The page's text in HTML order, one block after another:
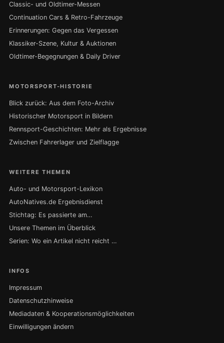
Classic- und Oldtimer-Messen
Continuation Cars & Retro-Fahrzeuge
Erinnerungen: Gegen das Vergessen
Klassiker-Szene, Kultur & Auktionen
Oldtimer-Begegnungen & Daily Driver
MOTORSPORT-HISTORIE
Blick zurück: Aus dem Foto-Archiv
Historischer Motorsport in Bildern
Rennsport-Geschichten: Mehr als Ergebnisse
Zwischen Fahrerlager und Zielflagge
WEITERE THEMEN
Auto- und Motorsport-Lexikon
AutoNatives.de Ergebnisdienst
Stichtag: Es passierte am…
Unsere Themen im Überblick
Serien: Wo ein Artikel nicht reicht …
INFOS
Impressum
Datenschutzhinweise
Mediadaten & Kooperationsmöglichkeiten
Einwilligungen ändern